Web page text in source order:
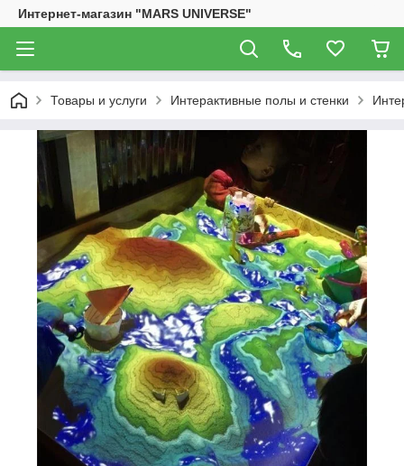
Интернет-магазин "MARS UNIVERSE"
Товары и услуги Интерактивные полы и стенки